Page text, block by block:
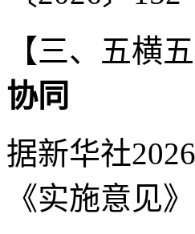
【三、五横
协同
据新华社
《实施意见